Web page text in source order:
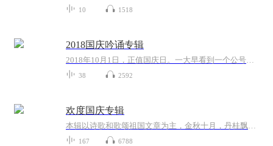
10 1518
2018国庆吟诵专辑
2018年10月1日，正值国庆日。一大早看到一个公号文章，正是文天祥的《己卯十月一日至燕越五日罹狴犴有感而赋》。当然，彼十一非当今的十一。不过数字的巧合还是让人感触，今天拿来读一读，体味一番历史英杰的民族情怀，恰也当时。 根据诗题来看，这组诗是写于十月一日至十月五日之间，是文天祥被俘之后所作，这些诗作不仅有凛凛正气，更也能看的到他百端交集的复杂情感。另一首于右任先生的《望大陆》，微信公号有称《望乡》，一句“山之上国之殇”荡气回肠，一并兴起拿来读了一读。仓促间多有瑕疵...
38 2592
欢度国庆专辑
本辑以诗歌和歌颂祖国文章为主，金秋十月，丹桂飘香，在这个充满丰收喜悦的季节里，我们满怀激动和自豪，迎来了中华人民共和国76周年华诞。这不仅是一个庄重的纪念日，更是全体中华儿女共同欢庆的盛大的节日，承载着深厚的民族情感和历史意义.
167 6788